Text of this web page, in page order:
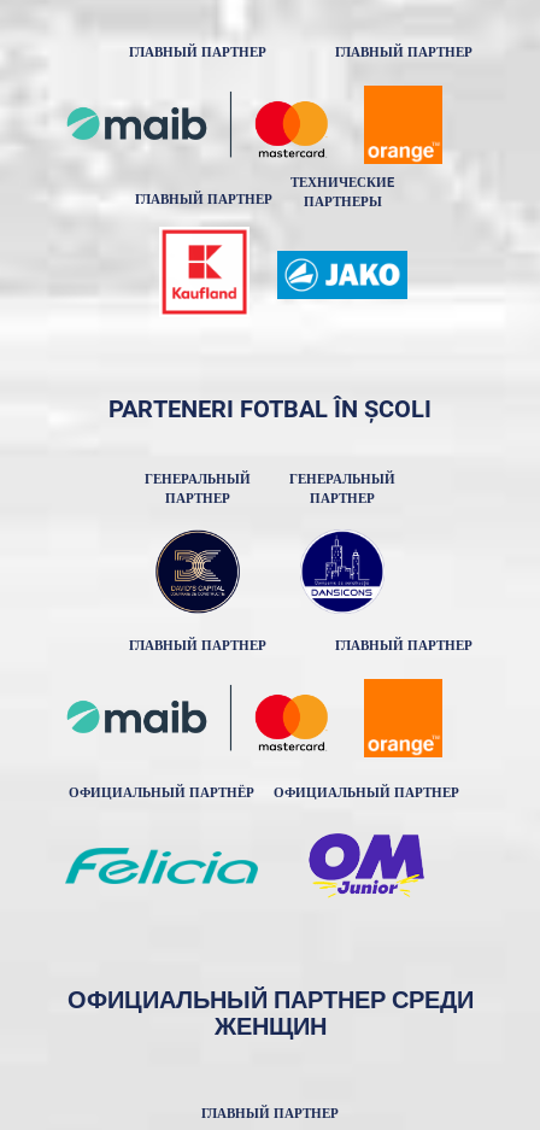
ГЛАВНЫЙ ПАРТНЕР ГЛАВНЫЙ ПАРТНЕР
ГЛАВНЫЙ ПАРТНЕР
ТЕХНИЧЕСКИE
ПАРТНЕРЫ
PARTENERI FOTBAL ÎN ȘCOLI
ГЕНЕРАЛЬНЫЙ
ПАРТНЕР
ГЕНЕРАЛЬНЫЙ
ПАРТНЕР
ГЛАВНЫЙ ПАРТНЕР ГЛАВНЫЙ ПАРТНЕР
ОФИЦИАЛЬНЫЙ ПАРТНЁР ОФИЦИАЛЬНЫЙ ПАРТНЕР
ОФИЦИАЛЬНЫЙ ПАРТНЕР СРЕДИ
ЖЕНЩИН
ГЛАВНЫЙ ПАРТНЕР